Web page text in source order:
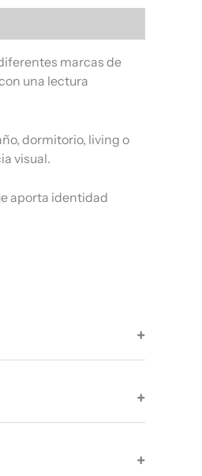
marcas de
una lectura
dormitorio, living o
visual.
aporta identidad